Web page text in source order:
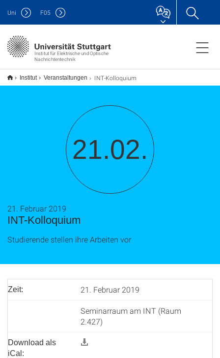
Institut für Elektrische und Optische
Nachrichtentechnik
Uni F05
Institut Veranstaltungen INT-Kolloquium
21.02.
INT-Kolloquium
21. Februar 2019
Studierende stellen ihre Arbeiten vor
Zeit: 21. Februar 2019
Seminarraum am INT (Raum
2.427)
Download als
iCal: